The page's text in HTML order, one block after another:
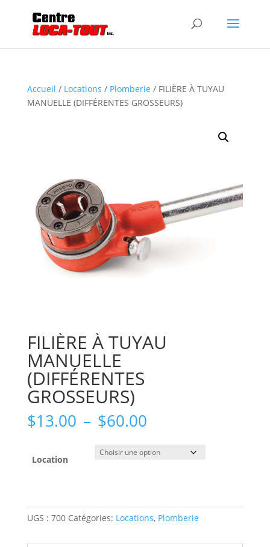
Accueil / Locations / Plomberie / FILIÈRE À TUYAU
MANUELLE (DIFFÉRENTES GROSSEURS)
FILIÈRE À TUYAU
MANUELLE
(DIFFÉRENTES
GROSSEURS)
$13.00 – $60.00Plage
prix :
$13.00
Location
UGS : 700 Catégories: Locations, Plomberie